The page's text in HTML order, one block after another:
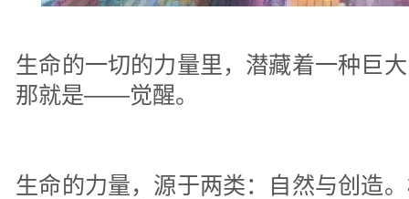
生命的一切的力量里，潜藏着一种巨
那就是——觉醒。
生命的力量，源于两类：自然与创造